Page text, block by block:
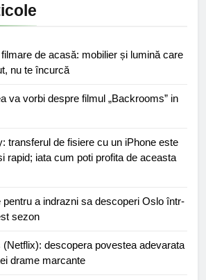
de acasă: mobilier și lumină care
nu te încurcă
va vorbi despre filmul „Backrooms” in
transferul de fisiere cu un iPhone este
rapid; iata cum poti profita de aceasta
pentru a indrazni sa descoperi Oslo într-
sezon
(Netflix): descopera povestea adevarata
drame marcante